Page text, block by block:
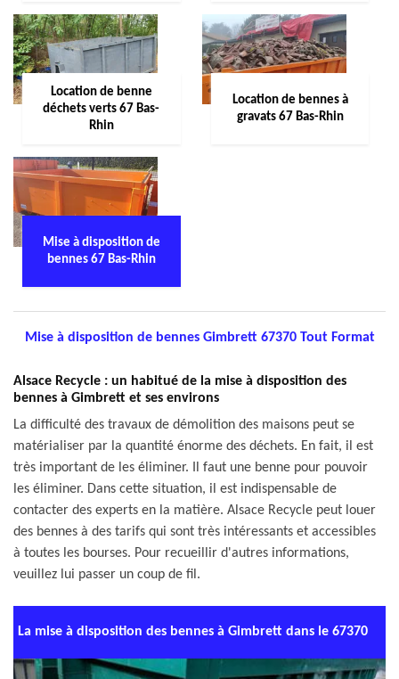
Location de benne
déchets verts 67 Bas-
Rhin
Location de bennes à
gravats 67 Bas-Rhin
Mise à disposition de
bennes 67 Bas-Rhin
Mise à disposition de bennes Gimbrett 67370 Tout Format
Alsace Recycle : un habitué de la mise à disposition des
bennes à Gimbrett et ses environs
La difficulté des travaux de démolition des maisons peut se
matérialiser par la quantité énorme des déchets. En fait, il est
très important de les éliminer. Il faut une benne pour pouvoir
les éliminer. Dans cette situation, il est indispensable de
contacter des experts en la matière. Alsace Recycle peut louer
des bennes à des tarifs qui sont très intéressants et accessibles
à toutes les bourses. Pour recueillir d'autres informations,
veuillez lui passer un coup de fil.
La mise à disposition des bennes à Gimbrett dans le 67370